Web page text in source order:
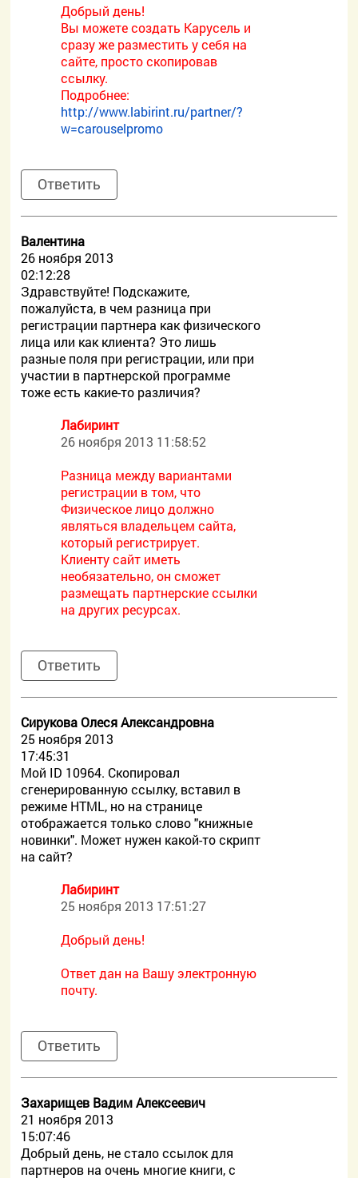
Добрый день!
Вы можете создать Карусель и
сразу же разместить у себя на
сайте, просто скопировав
ссылку.
Подробнее:
http://www.labirint.ru/partner/?
w=carouselpromo
Ответить
Валентина
26 ноября 2013
02:12:28
Здравствуйте! Подскажите,
пожалуйста, в чем разница при
регистрации партнера как физического
лица или как клиента? Это лишь
разные поля при регистрации, или при
участии в партнерской программе
тоже есть какие-то различия?
Лабиринт
26 ноября 2013 11:58:52
Разница между вариантами
регистрации в том, что
Физическое лицо должно
являться владельцем сайта,
который регистрирует.
Клиенту сайт иметь
необязательно, он сможет
размещать партнерские ссылки
на других ресурсах.
Ответить
Сирукова Олеся Александровна
25 ноября 2013
17:45:31
Мой ID 10964. Скопировал
сгенерированную ссылку, вставил в
режиме HTML, но на странице
отображается только слово "книжные
новинки". Может нужен какой-то скрипт
на сайт?
Лабиринт
25 ноября 2013 17:51:27
Добрый день!
Ответ дан на Вашу электронную
почту.
Ответить
Захарищев Вадим Алексеевич
21 ноября 2013
15:07:46
Добрый день, не стало ссылок для
партнеров на очень многие книги, с